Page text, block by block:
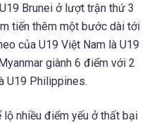
Brunei ở lượt trận thứ 3
tiến thêm một bước dài tới
của U19 Việt Nam là U19
giành 6 điểm với 2
U19 Philippines.
lộ nhiều điểm yếu ở thất bại